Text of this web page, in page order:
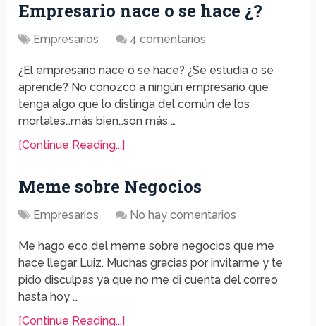
Empresario nace o se hace ¿?
Empresarios 4 comentarios
¿El empresario nace o se hace? ¿Se estudia o se
aprende? No conozco a ningún empresario que
tenga algo que lo distinga del común de los
mortales…más bien…son más …
[Continue Reading...]
Meme sobre Negocios
Empresarios No hay comentarios
Me hago eco del meme sobre negocios que me
hace llegar Luiz. Muchas gracias por invitarme y te
pido disculpas ya que no me di cuenta del correo
hasta hoy …
[Continue Reading...]